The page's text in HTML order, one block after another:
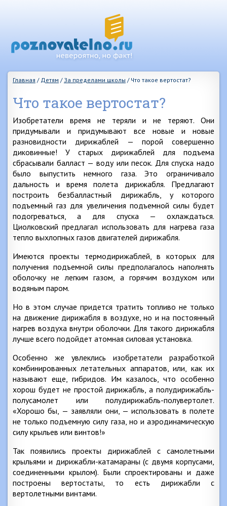
Главная / Детям / За пределами школы / Что такое вертостат?
Что такое вертостат?
Изобретатели время не теряли и не теряют. Они
придумывали и придумывают все новые и новые
разновидности дирижаблей — порой совершенно
диковинные! У старых дирижаблей для подъема
сбрасывали балласт — воду или песок. Для спуска надо
было выпустить немного газа. Это ограничивало
дальность и время полета дирижабля. Предлагают
построить безбалластный дирижабль, у которого
подъемный газ для увеличения подъемной силы будет
подогреваться, а для спуска — охлаждаться.
Циолковский предлагал использовать для нагрева газа
тепло выхлопных газов двигателей дирижабля.
Имеются проекты термодирижаблей, в которых для
получения подъемной силы предполагалось наполнять
оболочку не легким газом, а горячим воздухом или
водяным паром.
Но в этом случае придется тратить топливо не только
на движение дирижабля в воздухе, но и на постоянный
нагрев воздуха внутри оболочки. Для такого дирижабля
лучше всего подойдет атомная силовая установка.
Особенно же увлеклись изобретатели разработкой
комбинированных летательных аппаратов, или, как их
называют еще, гибридов. Им казалось, что особенно
хорош будет не простой дирижабль, а полудирижабль-
полусамолет или полудирижабль-полувертолет.
«Хорошо бы, — заявляли они, — использовать в полете
не только подъемную силу газа, но и аэродинамическую
силу крыльев или винтов!»
Так появились проекты дирижаблей с самолетными
крыльями и дирижабли-катамараны (с двумя корпусами,
соединенными крылом). Были спроектированы и даже
построены вертостаты, то есть дирижабли с
вертолетными винтами.